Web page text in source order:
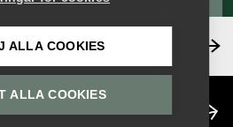
här
ALLA COOKIES
ALLA COOKIES